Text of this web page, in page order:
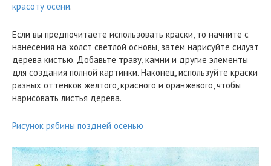
красоту осени.
Если вы предпочитаете использовать краски, то начните с
нанесения на холст светлой основы, затем нарисуйте силуэт
дерева кистью. Добавьте траву, камни и другие элементы
для создания полной картинки. Наконец, используйте краски
разных оттенков желтого, красного и оранжевого, чтобы
нарисовать листья дерева.
Рисунок рябины поздней осенью